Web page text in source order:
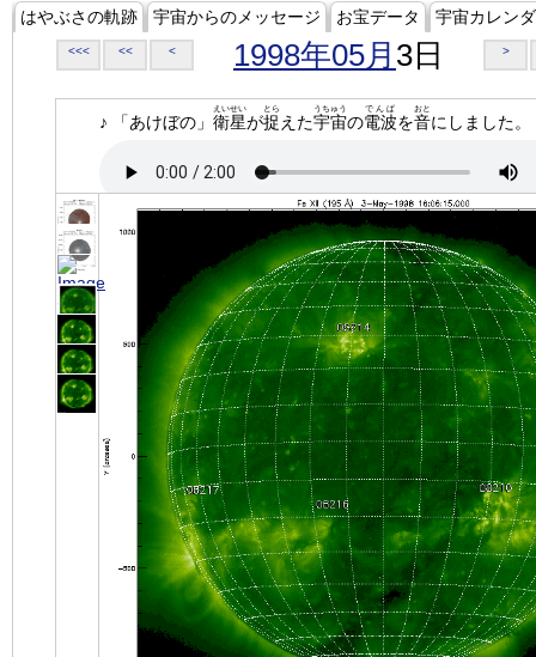
はやぶさの軌跡 宇宙からのメッセージ お宝データ 宇宙カレン
<<< << < 1998年05月 3日 >
♪ 「あけぼの」 衛星
えいせい
が捉
とら
えた宇宙
うちゅう
の電波
でんぱ
を音
おと
にしました。